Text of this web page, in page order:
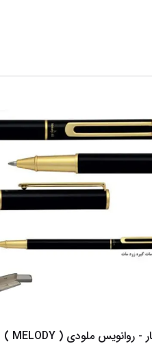
خودکار - روانویس ملودی ( MELODY )